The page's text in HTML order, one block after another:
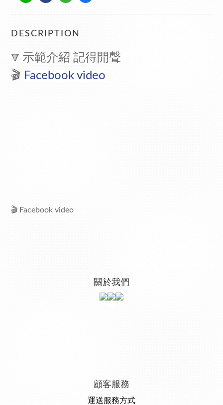
DESCRIPTION
🔻 示範介紹 記得開聲
🎬 Facebook video
🎬 Facebook video
關於我們
顧客服務
運送服務方式